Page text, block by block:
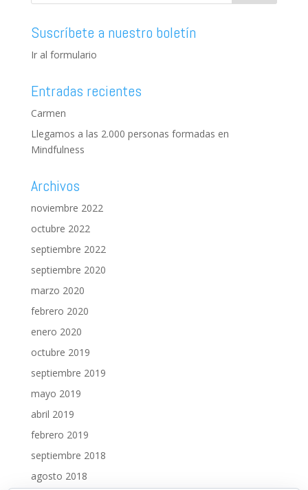
Suscríbete a nuestro boletín
Ir al formulario
Entradas recientes
Carmen
Llegamos a las 2.000 personas formadas en
Mindfulness
Archivos
noviembre 2022
octubre 2022
septiembre 2022
septiembre 2020
marzo 2020
febrero 2020
enero 2020
octubre 2019
septiembre 2019
mayo 2019
abril 2019
febrero 2019
septiembre 2018
agosto 2018